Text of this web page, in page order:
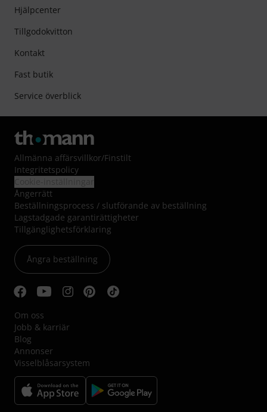
Hjälpcenter
Tillgodokvitton
Kontakt
Fast butik
Service överblick
Allmänna affärsvillkor/Finstilt
Integritetspolicy
Ångerrätt
Beställningsprocess / slutförande av beställning
Lagstadgade garantirättigheter
Tillgänglighetsförklaring
Ångra beställning
Om oss
Jobb & karriär
Blog
Annonser
Visselblåsarsystem